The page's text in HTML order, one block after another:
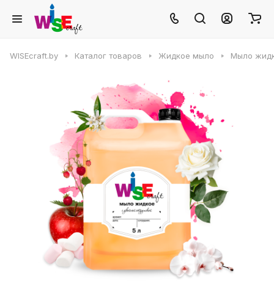
WISEcraft.by Каталог товаров Жидкое мыло Мыло